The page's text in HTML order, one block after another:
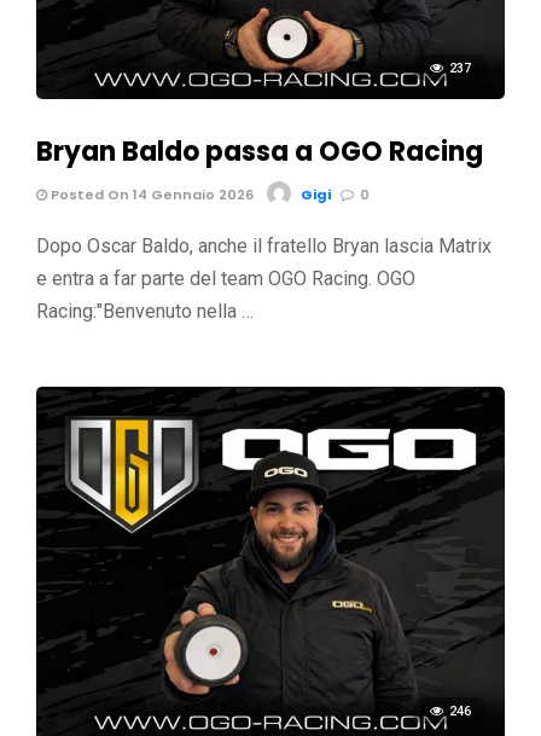
237
Bryan Baldo passa a OGO Racing
Posted On 14 Gennaio 2026 Gigi 0
Dopo Oscar Baldo, anche il fratello Bryan lascia Matrix
e entra a far parte del team OGO Racing. OGO
Racing:"Benvenuto nella …
246